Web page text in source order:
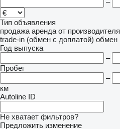
–
Тип объявления
продажа аренда от производителя
trade-in (обмен с доплатой) обмен
Год выпуска
–
Пробег
–
км
Autoline ID
Не хватает фильтров?
Предложить изменение